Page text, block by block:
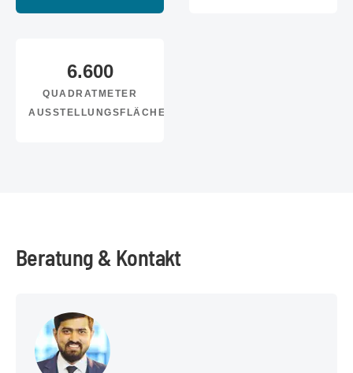
6.600
QUADRATMETER
AUSSTELLUNGSFLÄCHE
Beratung & Kontakt